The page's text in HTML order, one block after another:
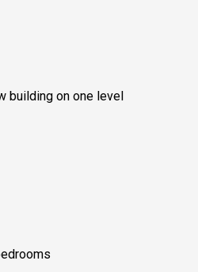
building on one level